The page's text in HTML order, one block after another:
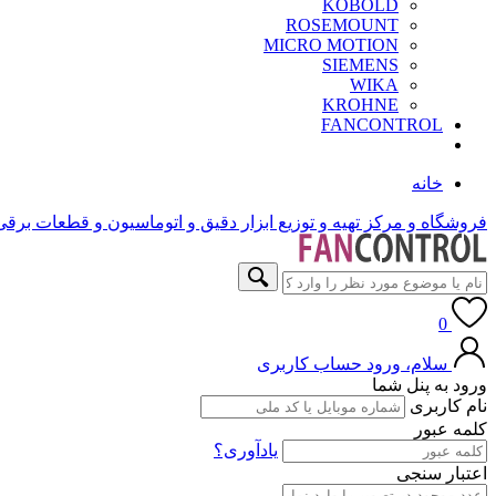
KOBOLD
ROSEMOUNT
MICRO MOTION
SIEMENS
WIKA
KROHNE
FANCONTROL
خانه
فروشگاه و مرکز تهیه و توزیع ابزار دقیق و اتوماسیون و قطعات
0
سلام، ورود حساب کاربری
ورود به پنل شما
نام کاربری
کلمه عبور
یادآوری؟
اعتبار سنجی